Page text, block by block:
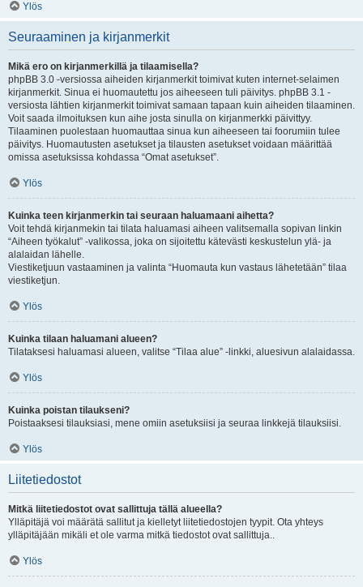
Ylös
Seuraaminen ja kirjanmerkit
Mikä ero on kirjanmerkillä ja tilaamisella?
phpBB 3.0 -versiossa aiheiden kirjanmerkit toimivat kuten internet-selaimen
kirjanmerkit. Sinua ei huomautettu jos aiheeseen tuli päivitys. phpBB 3.1 -
versiosta lähtien kirjanmerkit toimivat samaan tapaan kuin aiheiden tilaaminen.
Voit saada ilmoituksen kun aihe josta sinulla on kirjanmerkki päivittyy.
Tilaaminen puolestaan huomauttaa sinua kun aiheeseen tai foorumiin tulee
päivitys. Huomautusten asetukset ja tilausten asetukset voidaan määrittää
omissa asetuksissa kohdassa “Omat asetukset”.
Ylös
Kuinka teen kirjanmerkin tai seuraan haluamaani aihetta?
Voit tehdä kirjanmekin tai tilata haluamasi aiheen valitsemalla sopivan linkin
“Aiheen työkalut” -valikossa, joka on sijoitettu kätevästi keskustelun ylä- ja
alalaidan lähelle.
Viestiketjuun vastaaminen ja valinta “Huomauta kun vastaus lähetetään” tilaa
viestiketjun.
Ylös
Kuinka tilaan haluamani alueen?
Tilataksesi haluamasi alueen, valitse “Tilaa alue” -linkki, aluesivun alalaidassa.
Ylös
Kuinka poistan tilaukseni?
Poistaaksesi tilauksiasi, mene omiin asetuksiisi ja seuraa linkkejä tilauksiisi.
Ylös
Liitetiedostot
Mitkä liitetiedostot ovat sallittuja tällä alueella?
Ylläpitäjä voi määrätä sallitut ja kielletyt liitetiedostojen tyypit. Ota yhteys
ylläpitäjään mikäli et ole varma mitkä tiedostot ovat sallittuja..
Ylös